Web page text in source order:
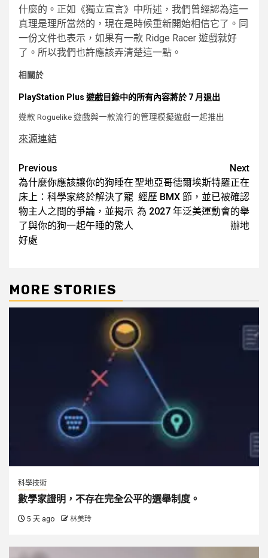
什麼的。正如《獨立宣言》中所述，我們曾經認為這一
真理是理所當然的，現在是時候重新開始相信它了。同
一份文件也表示，如果有一款 Ridge Racer 遊戲就好
了。所以我們也許應該弄清楚這一點。
相關於
PlayStation Plus 遊戲目錄中的所有內容將於 7 月退出
幾款 Roguelike 遊戲與一款流行的管理模擬遊戲一起推出
來源連結
Post
navigation
Previous
為什麼你應該讓你的狗睡在
床上：科學家終於解決了寵
物主人之間的爭論，並揭示
了與你的狗一起午睡的驚人
好處
Next
聖地亞哥德爾埃斯特羅正在
經歷 BMX 節，並已被確認
為 2027 年泛美運動會的舉
辦地
MORE STORIES
科學技術
數學家證明，不存在完全公平的選舉制度。
5 天 ago 林美玲